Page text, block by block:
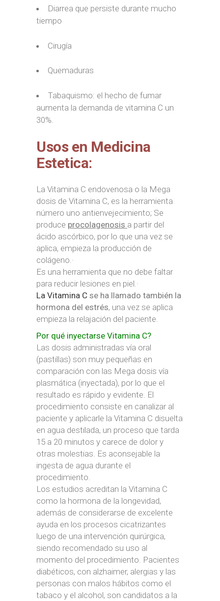
Diarrea que persiste durante mucho
tiempo
Cirugía
Quemaduras
Tabaquismo: el hecho de fumar
aumenta la demanda de vitamina C un
30%.
Usos en Medicina
Estetica:
La Vitamina C endovenosa o la Mega
dosis de Vitamina C, es la herramienta
número uno antienvejecimiento; Se
produce procolagenosis a partir del
ácido ascórbico, por lo que una vez se
aplica, empieza la producción de
colágeno.·
Es una herramienta que no debe faltar
para reducir lesiones en piel.·
La Vitamina C se ha llamado también la
hormona del estrés, una vez se aplica
empieza la relajación del paciente.
Por qué inyectarse Vitamina C?
Las dosis administradas vía oral
(pastillas) son muy pequeñas en
comparación con las Mega dosis vía
plasmática (inyectada), por lo que el
resultado es rápido y evidente. El
procedimiento consiste en canalizar al
paciente y aplicarle la Vitamina C disuelta
en agua destilada, un proceso que tarda
15 a 20 minutos y carece de dolor y
otras molestias. Es aconsejable la
ingesta de agua durante el
procedimiento.
Los estudios acreditan la Vitamina C
como la hormona de la longevidad,
además de considerarse de excelente
ayuda en los procesos cicatrizantes
luego de una intervención quirúrgica,
siendo recomendado su uso al
momento del procedimiento. Pacientes
diabéticos, con alzhaimer, alergias y las
personas con malos hábitos como el
tabaco y el alcohol, son candidatos a la